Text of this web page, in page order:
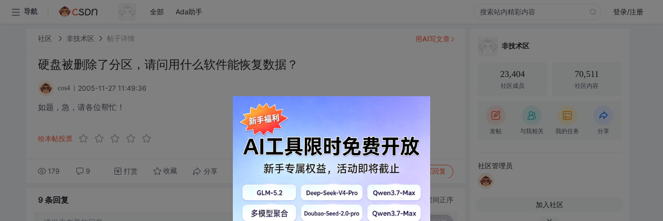
导航 全部 Ada助手 登录/注册
社区 非技术区 帖子详情
硬盘被删除了分区，请问用什么软件能恢复数据？
cos4 2005-11-27 11:49:36
如题，急，请各位帮忙！
给本帖投票
179 9 打赏 收藏 分享 转发到动态 举报 写回复
用AI写文章
9 条回复 切换为时间正序
非技术区
23,404
社区成员
70,511
社区内容
发帖 与我相关 我的任务 分享
社区管理员
加入社区